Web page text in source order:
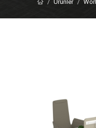
Ürünler